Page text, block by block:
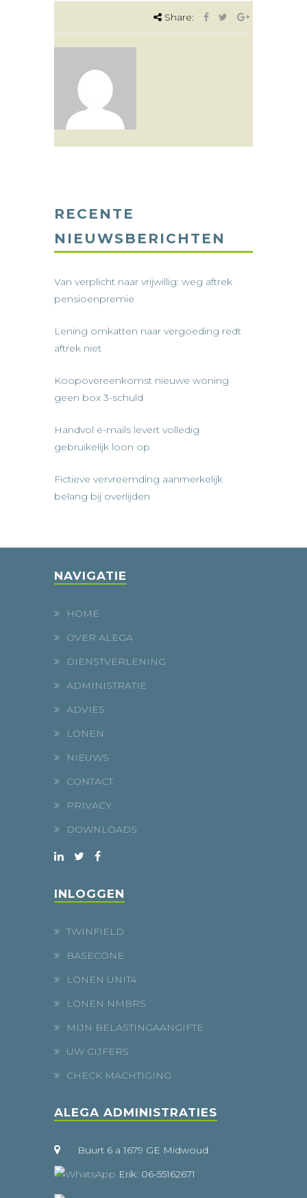
Share:
RECENTE
NIEUWSBERICHTEN
Van verplicht naar vrijwillig: weg aftrek
pensioenpremie
Lening omkatten naar vergoeding redt
aftrek niet
Koopovereenkomst nieuwe woning
geen box 3-schuld
Handvol e-mails levert volledig
gebruikelijk loon op
Fictieve vervreemding aanmerkelijk
belang bij overlijden
NAVIGATIE
HOME
OVER ALEGA
DIENSTVERLENING
ADMINISTRATIE
ADVIES
LONEN
NIEUWS
CONTACT
PRIVACY
DOWNLOADS
INLOGGEN
TWINFIELD
BASECONE
LONEN UNIT4
LONEN NMBRS
MIJN BELASTINGAANGIFTE
UW CIJFERS
CHECK MACHTIGING
ALEGA ADMINISTRATIES
Buurt 6 a 1679 GE Midwoud
Erik: 06-55162671